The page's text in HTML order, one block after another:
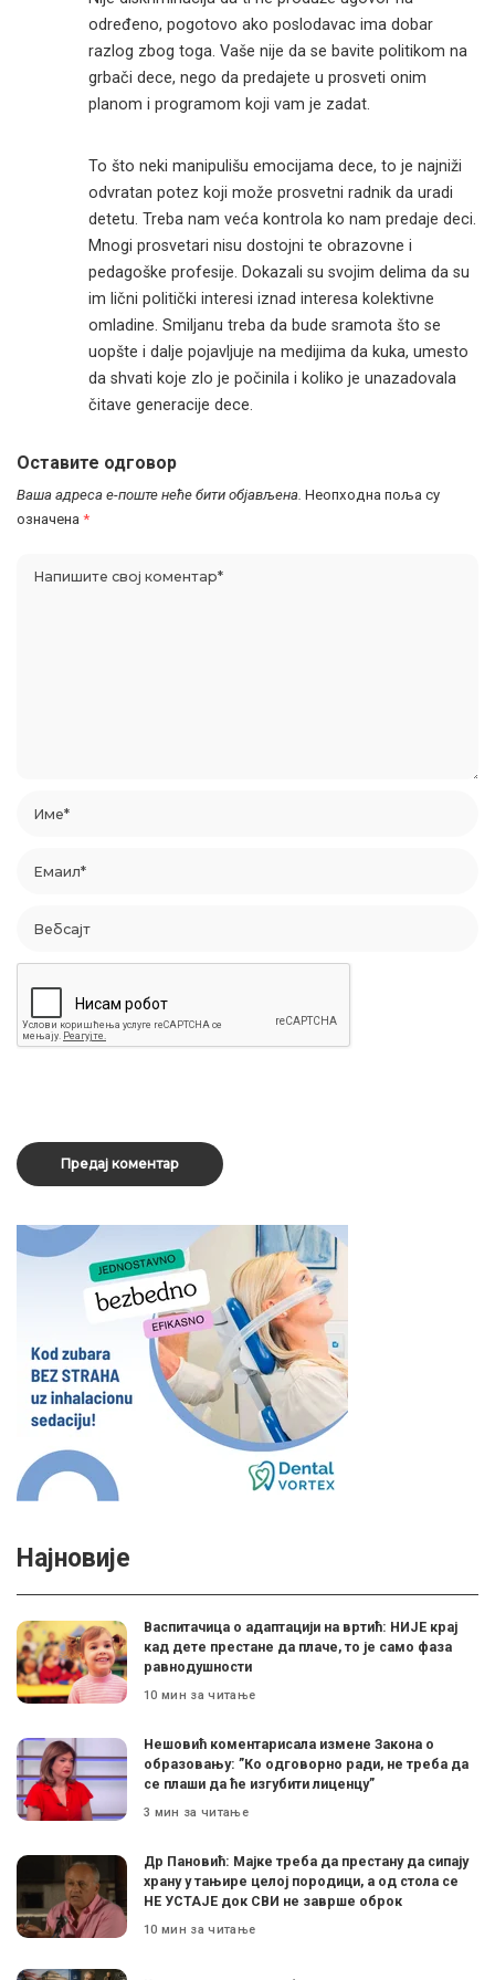
određeno, pogotovo ako poslodavac ima dobar
razlog zbog toga. Vaše nije da se bavite politikom na
grbači dece, nego da predajete u prosveti onim
planom i programom koji vam je zadat.
To što neki manipulišu emocijama dece, to je najniži
odvratan potez koji može prosvetni radnik da uradi
detetu. Treba nam veća kontrola ko nam predaje deci.
Mnogi prosvetari nisu dostojni te obrazovne i
pedagoške profesije. Dokazali su svojim delima da su
im lični politički interesi iznad interesa kolektivne
omladine. Smiljanu treba da bude sramota što se
uopšte i dalje pojavljuje na medijima da kuka, umesto
da shvati koje zlo je počinila i koliko je unazadovala
čitave generacije dece.
Оставите одговор
Ваша адреса е-поште неће бити објављена. Неопходна поља су
означена *
Најновије
Васпитачица о адаптацији на вртић: НИЈЕ крај
кад дете престане да плаче, то је само фаза
равнодушности
10 мин за читање
Нешовић коментарисала измене Закона о
образовању: ”Ко одговорно ради, не треба да
се плаши да ће изгубити лиценцу”
3 мин за читање
Др Пановић: Мајке треба да престану да сипају
храну у тањире целој породици, а од стола се
НЕ УСТАЈЕ док СВИ не заврше оброк
10 мин за читање